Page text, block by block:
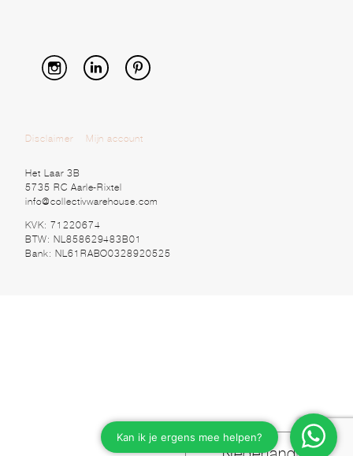
Disclaimer Mijn account
Het Laar 3B
5735 RC Aarle-Rixtel
info@collectivwarehouse.com
KVK: 71220674
BTW: NL858629483B01
Bank: NL61RABO0328920525